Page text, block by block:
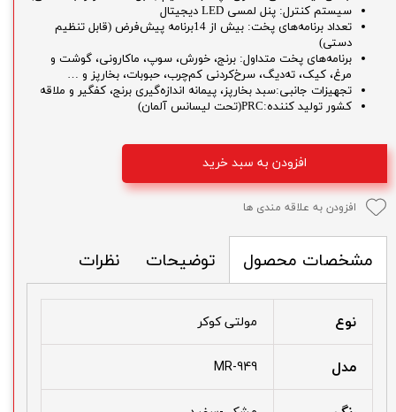
سیستم کنترل: پنل لمسی LED دیجیتال
تعداد برنامه‌های پخت: بیش از 14برنامه پیش‌فرض (قابل تنظیم
دستی)
برنامه‌های پخت متداول: برنج، خورش، سوپ، ماکارونی، گوشت و
مرغ، کیک، ته‌دیگ، سرخ‌کردنی کم‌چرب، حبوبات، بخارپز و …
تجهیزات جانبی:سبد بخارپز، پیمانه اندازه‌گیری برنج، کفگیر و ملاقه
کشور تولید کننده:PRC(تحت لیسانس آلمان)
افزودن به سبد خرید
افزودن به علاقه مندی ها
مشخصات محصول توضیحات نظرات
نوع مولتی کوکر
مدل MR-949